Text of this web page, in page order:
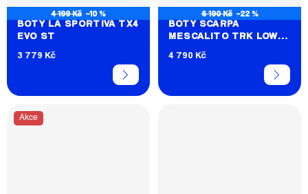
4 199 Kč –10 %
BOTY LA SPORTIVA TX4
EVO ST
3 779 Kč
6 190 Kč –22 %
BOTY SCARPA
MESCALITO TRK LOW
4 790 Kč
Akce